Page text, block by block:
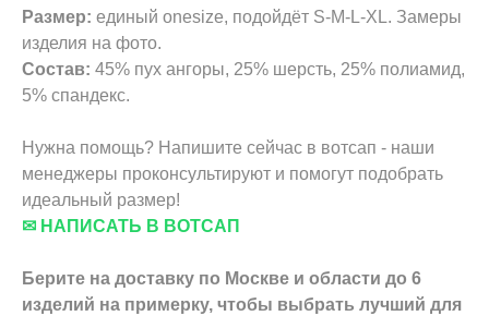
Размер: единый onesize, подойдёт S-M-L-XL. Замеры
изделия на фото.
Состав: 45% пух ангоры, 25% шерсть, 25% полиамид,
5% спандекс.
Нужна помощь? Напишите сейчас в вотсап - наши
менеджеры проконсультируют и помогут подобрать
идеальный размер!
✉ НАПИСАТЬ В ВОТСАП
Берите на доставку по Москве и области до 6
изделий на примерку, чтобы выбрать лучший для